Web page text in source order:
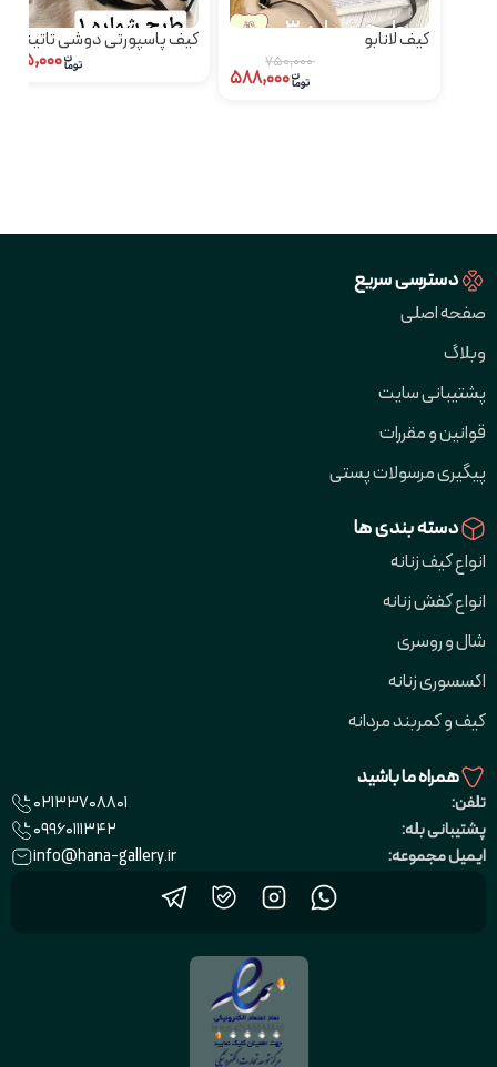
کیف لانابو
۷۵۰,۰۰۰
کیف پاسپورتی دوشی تاتینو |
دسترسی سریع
صفحه اصلی
وبلاگ
پشتیبانی سایت
قوانین و مقررات
پیگیری مرسولات پستی
دسته بندی ها
انواع کیف زنانه
انواع کفش زنانه
شال و روسری
اکسسوری زنانه
کیف و کمربند مردانه
همراه ما باشید
تلفن:
02133708801
پشتیبانی بله:
09960111342
ایمیل مجموعه:
info@hana-gallery.ir